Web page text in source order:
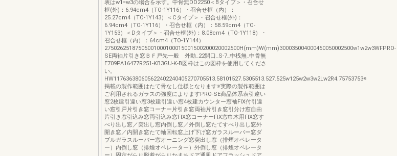
表はw1=w3の場合を示す。中骨無DD2250＜Bタイプ＞・召合せ
框(外)：6.94cm4（TO-1Y116）・召合せ框（内）：
25.27cm4（TO-1Y143）＜Cタイプ＞・召合せ框(外)：
6.94cm4（TO-1Y116）・召合せ框（内）：58.59cm4（TO-
1Y153）＜Dタイプ＞・召合せ框(外)：8.08cm4（TO-1Y118）・
召合せ框（内）：64cm4（TO-1Y144）
27502625187505001000100015001500200020002500H(mm)W(mm)300035004000450050002500w1w2w3WFPRO-
SE両袖片引き窓ＢＦ戸先一般 外動_22開口_S-7_中桟無_中骨無
E709PA16477R251-KB3GU-K-B図枠はこの図枠を使用してくださ
い。
HW117636380605622402240405270705513.58101527.5305513.527.525w125w2w3w2Lw2R4.75753753※
掲載の製作範囲はたて骨なし仕様となります※実際の製作範囲は
ご利用されるガラスの強度によりますPRO-SE商品体系表引違い
窓2枚建引違い窓3枚建引違い窓4枚建カウンター窓袖FIX付引違
い窓引戸片引き窓コーナー片引き窓両袖片引き窓引分け窓自由
片引き窓引込み窓両引込み窓FIX窓コーナーFIX窓巾木用FIX窓す
べり出し窓／突出し窓内倒し窓／外倒し窓たてすべり出し窓外
開き窓／内開き窓たて軸回転窓上げ下げ窓ガラスルーバー窓ダ
ブルガラスルーバー窓オーニング窓突出し窓（排煙オペレータ
ー）内倒し窓（排煙オペレーター）外倒し窓（排煙オペレータ